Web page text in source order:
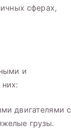
сферах,
и
двигателями с
грузы.